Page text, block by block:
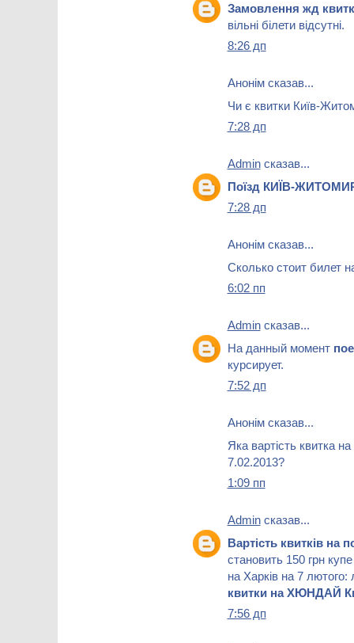
Замовлення жд
вільні білети відсутні.
8:26 дп
Анонім сказав...
Чи є квитки Київ-
7:28 дп
Adminсказав...
Поїзд КИЇВ-
7:28 дп
Анонім сказав...
Сколько стоит билет
6:02 пп
Adminсказав...
На данный момент
курсирует.
7:52 дп
Анонім сказав...
Яка вартість квитка
7.02.2013?
1:09 пп
Adminсказав...
Вартість квитків на
становить 150 грн
на Харків на 7
квитки на ХЮНДАЙ
7:56 дп